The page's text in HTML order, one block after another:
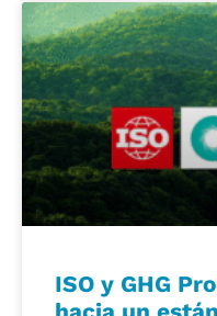
ISO y GHG